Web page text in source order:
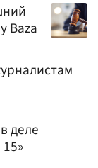
Baza
деле